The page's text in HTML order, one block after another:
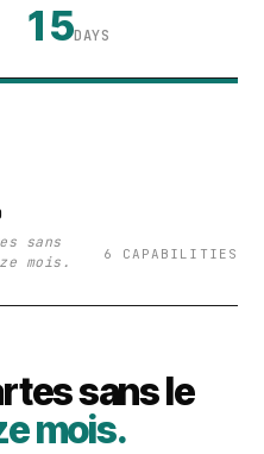
15DAYS
sans
mois.
6 CAPABILITIES
sans le
mois.